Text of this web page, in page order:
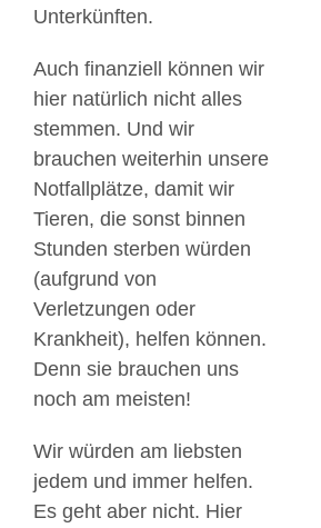
Unterkünften.
Auch finanziell können wir
hier natürlich nicht alles
stemmen. Und wir
brauchen weiterhin unsere
Notfallplätze, damit wir
Tieren, die sonst binnen
Stunden sterben würden
(aufgrund von
Verletzungen oder
Krankheit), helfen können.
Denn sie brauchen uns
noch am meisten!
Wir würden am liebsten
jedem und immer helfen.
Es geht aber nicht. Hier